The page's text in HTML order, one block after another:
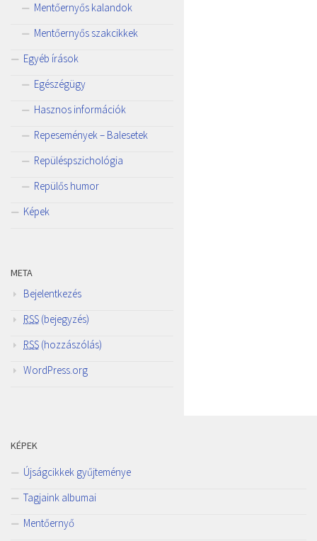
Mentőernyős kalandok
Mentőernyős szakcikkek
Egyéb írások
Egészégügy
Hasznos információk
Repesemények – Balesetek
Repüléspszichológia
Repülős humor
Képek
META
Bejelentkezés
RSS (bejegyzés)
RSS (hozzászólás)
WordPress.org
KÉPEK
Újságcikkek gyűjteménye
Tagjaink albumai
Mentőernyő